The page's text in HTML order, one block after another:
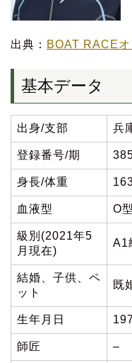
出典： BOAT RACE
基本データ
出身/支部 兵
登録番号/期
身長/体重
血液型 O型
級別(2021年5
月現在)
A1
結婚、子供、ペ
ット
既
生年月日
師匠 –